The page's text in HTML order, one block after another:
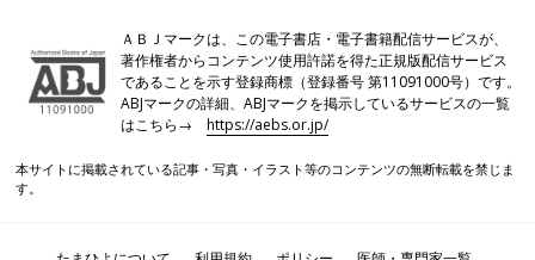
出典：Instagramアカウント「fumama_kurashi」
曹はそのまま使ったり、水で薄めてペースト状にして使ったり
と、におい取りや汚れを取る際にも便利なんだとか。アルカリ電
くれる効果も！まさに神洗剤ですね♪
ＡＢＪマークは、この電子書店・電子書籍配信サービスが、
著作権者からコンテンツ使用許諾を得た正規版配信サービス
であることを示す登録商標（登録番号 第11091000号）です。
ABJマークの詳細、ABJマークを掲示しているサービスの一覧
はこちら→https://aebs.or.jp/
本サイトに掲載されている記事・写真・イラスト等のコンテンツの無断転載を禁じま
す。